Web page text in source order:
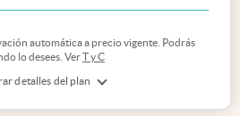
detalles del plan
automática a precio vigente. Podrás
lo desees. VerT y C